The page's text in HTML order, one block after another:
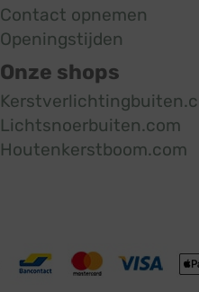
Contact opnemen
Openingstijden
Onze shops
Lichtsnoerbuiten.com
Houtenkerstboom.com